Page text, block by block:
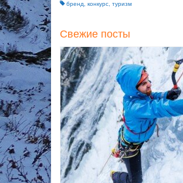
бренд конкурс туризм
Свежие посты